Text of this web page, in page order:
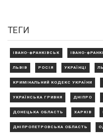
ТЕГИ
ІВАНО-ФРАНКІВСЬК ІВАНО-
ЛЬВІВ РОСІЯ УКРАЇНЦІ
КРИМІНАЛЬНИЙ КОДЕКС УКРАЇНИ
УКРАЇНСЬКА ГРИВНЯ ДНІПРО
ДОНЕЦЬКА ОБЛАСТЬ ХАРКІВ
ДНІПРОПЕТРОВСЬКА ОБЛАСТЬ